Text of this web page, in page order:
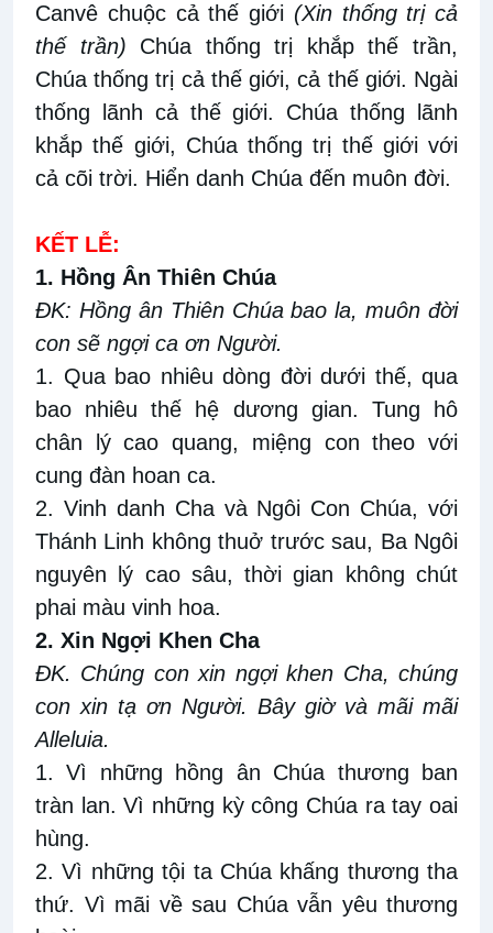
Canvê chuộc cả thế giới (Xin thống trị cả
thế trần) Chúa thống trị khắp thế trần,
Chúa thống trị cả thế giới, cả thế giới. Ngài
thống lãnh cả thế giới. Chúa thống lãnh
khắp thế giới, Chúa thống trị thế giới với
cả cõi trời. Hiển danh Chúa đến muôn đời.
KẾT LỄ:
1. Hồng Ân Thiên Chúa
ÐK: Hồng ân Thiên Chúa bao la, muôn đời
con sẽ ngợi ca ơn Người.
1. Qua bao nhiêu dòng đời dưới thế, qua
bao nhiêu thế hệ dương gian. Tung hô
chân lý cao quang, miệng con theo với
cung đàn hoan ca.
2. Vinh danh Cha và Ngôi Con Chúa, với
Thánh Linh không thuở trước sau, Ba Ngôi
nguyên lý cao sâu, thời gian không chút
phai màu vinh hoa.
2. Xin Ngợi Khen Cha
ĐK. Chúng con xin ngợi khen Cha, chúng
con xin tạ ơn Người. Bây giờ và mãi mãi
Alleluia.
1. Vì những hồng ân Chúa thương ban
tràn lan. Vì những kỳ công Chúa ra tay oai
hùng.
2. Vì những tội ta Chúa khấng thương tha
thứ. Vì mãi về sau Chúa vẫn yêu thương